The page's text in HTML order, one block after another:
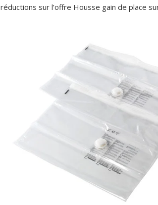
réductions sur l’offre Housse gain de place